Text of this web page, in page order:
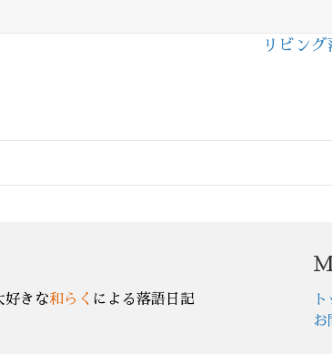
リビン
好きな和らく による落語日記
お